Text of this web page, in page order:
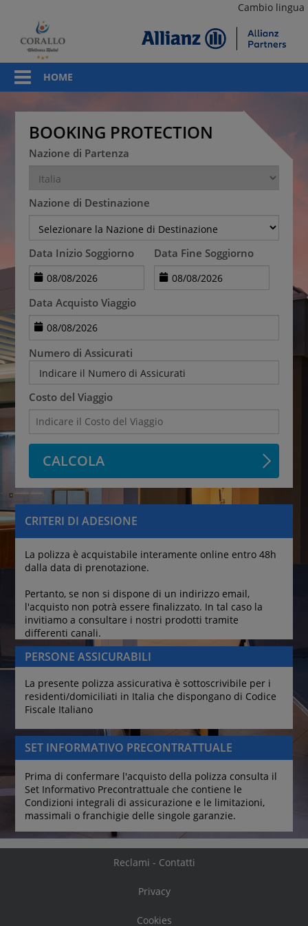
Cambio lingua
HOME
BOOKING PROTECTION
Nazione di Partenza
Nazione di Destinazione
Data Inizio Soggiorno Data Fine Soggiorno
Data Acquisto Viaggio
Numero di Assicurati
Indicare il Numero di Assicurati
Costo del Viaggio
CALCOLA
CRITERI DI ADESIONE
La polizza è acquistabile interamente online entro 48h
dalla data di prenotazione.
Pertanto, se non si dispone di un indirizzo email,
l'acquisto non potrà essere finalizzato. In tal caso la
invitiamo a consultare i nostri prodotti tramite
differenti canali.
PERSONE ASSICURABILI
La presente polizza assicurativa è sottoscrivibile per i
residenti/domiciliati in Italia che dispongano di Codice
Fiscale Italiano
SET INFORMATIVO PRECONTRATTUALE
Prima di confermare l'acquisto della polizza consulta il
Set Informativo Precontrattuale che contiene le
Condizioni integrali di assicurazione e le limitazioni,
massimali o franchigie delle singole garanzie.
Reclami - Contatti
Privacy
Cookies